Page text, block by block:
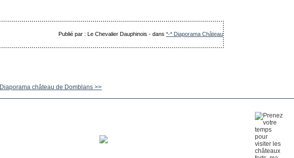
Publié par : Le Chevalier Dauphinois -dans *-* Diaporama Château
Diaporama château de Domblans >>